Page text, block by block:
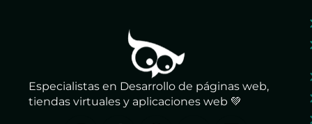
Especialistas en Desarrollo de páginas web,
tiendas virtuales y aplicaciones web 💚